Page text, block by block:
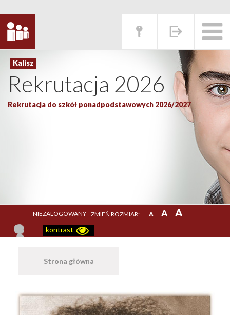
Rekrutacja 2026
Rekrutacja do szkół ponadpodstawowych 2026/2027
NIEZALOGOWANY ZMIEŃ ROZMIAR: A A A
kontrast
Strona główna